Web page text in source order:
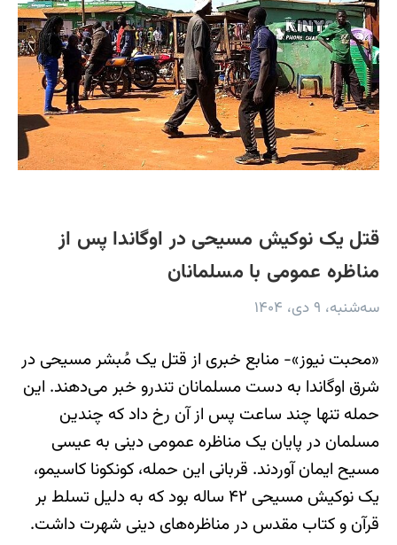
قتل یک نوکیش مسیحی در اوگاندا پس از
مناظره عمومی با مسلمانان
سه‌شنبه، ۹ دی، ۱۴۰۴
«محبت نیوز»- منابع خبری از قتل یک مُبشر مسیحی در
شرق اوگاندا به دست مسلمانان تندرو خبر می‌دهند. این
حمله تنها چند ساعت پس از آن رخ داد که چندین
مسلمان در پایان یک مناظره عمومی دینی به عیسی
مسیح ایمان آوردند. قربانی این حمله، کونکونا کاسیمو،
یک نوکیش مسیحی ۴۲ ساله بود که به دلیل تسلط بر
قرآن و کتاب مقدس در مناظره‌های دینی شهرت داشت.